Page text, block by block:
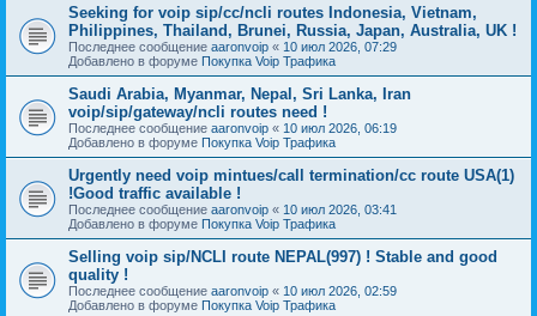
Seeking for voip sip/cc/ncli routes Indonesia, Vietnam,
Philippines, Thailand, Brunei, Russia, Japan, Australia, UK !
Последнее сообщение aaronvoip « 10 июл 2026, 07:29
Добавлено в форуме Покупка Voip Трафика
Saudi Arabia, Myanmar, Nepal, Sri Lanka, Iran
voip/sip/gateway/ncli routes need !
Последнее сообщение aaronvoip « 10 июл 2026, 06:19
Добавлено в форуме Покупка Voip Трафика
Urgently need voip mintues/call termination/cc route USA(1)
!Good traffic available !
Последнее сообщение aaronvoip « 10 июл 2026, 03:41
Добавлено в форуме Покупка Voip Трафика
Selling voip sip/NCLI route NEPAL(997) ! Stable and good
quality !
Последнее сообщение aaronvoip « 10 июл 2026, 02:59
Добавлено в форуме Покупка Voip Трафика